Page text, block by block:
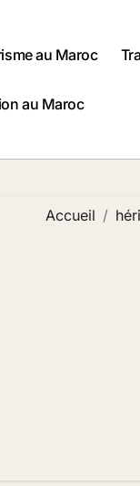
au Maroc
au Maroc
Accueil